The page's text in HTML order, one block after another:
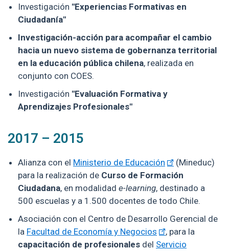
Investigación "Experiencias Formativas en
Ciudadanía"
Investigación-acción para acompañar el cambio
hacia un nuevo sistema de gobernanza territorial
en la educación pública chilena, realizada en
conjunto con COES.
Investigación "Evaluación Formativa y
Aprendizajes Profesionales"
2017 – 2015
Alianza con el Ministerio de Educación
(Mineduc)
para la realización de Curso de Formación
Ciudadana, en modalidad e-learning, destinado a
500 escuelas y a 1.500 docentes de todo Chile.
Asociación con el Centro de Desarrollo Gerencial de
la Facultad de Economía y Negocios
, para la
capacitación de profesionales del Servicio